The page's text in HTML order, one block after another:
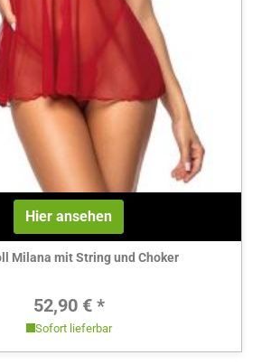
Hier ansehen
Milana mit String und Choker
Regulärer Preis:
52,90 € *
Sofort lieferbar